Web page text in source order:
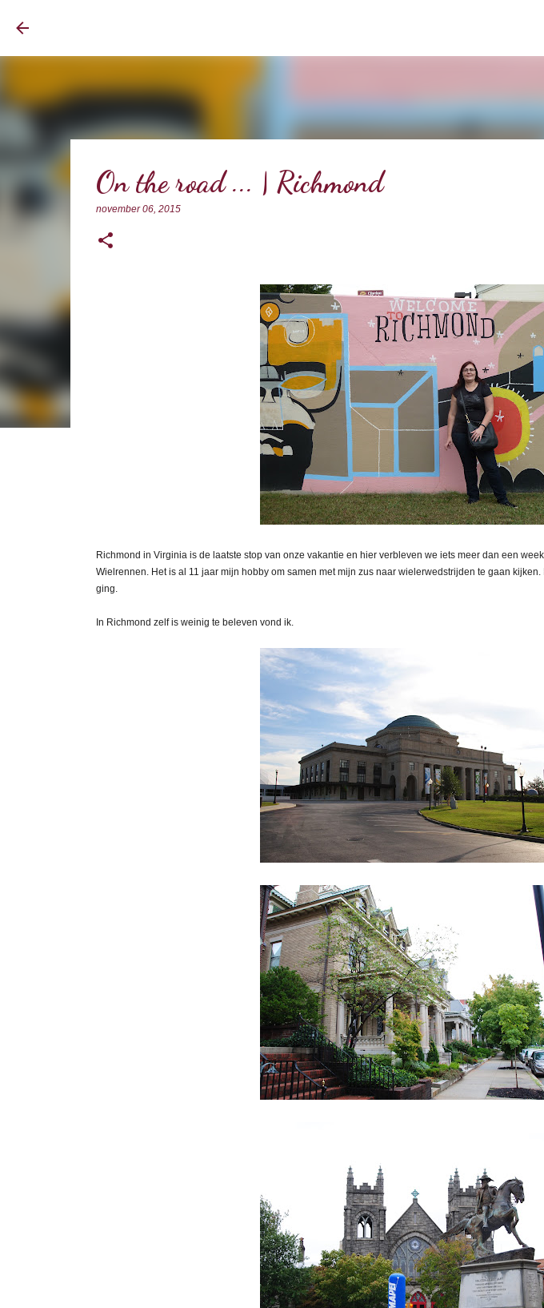
On the road ... | Richmond
november 06, 2015
Richmond in Virginia is de laatste stop van onze vakantie en hier verbleven we iets meer dan een
Wielrennen. Het is al 11 jaar mijn hobby om samen met mijn zus naar wielerwedstrijden te gaan
ging.
In Richmond zelf is weinig te beleven vond ik.